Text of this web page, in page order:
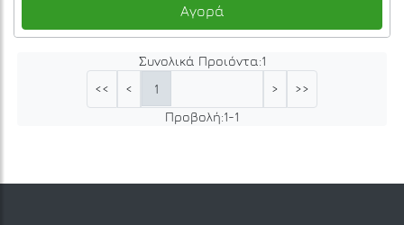
Αγορά
Συνολικά Προιόντα:1
<<
< 1 >
>>
Προβολή:1-1